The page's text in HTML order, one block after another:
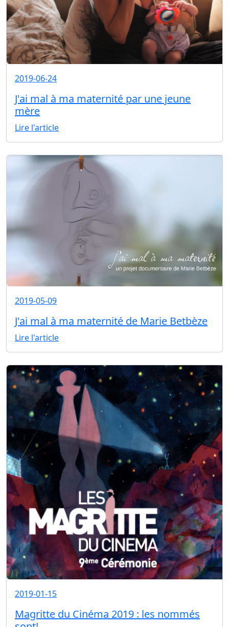
2019-06-24
J'ai mal à ma maternité par une jeune
mère
Lire l'article
2019-05-09
J'ai mal à ma maternité de Marie Betbèze
Lire l'article
2019-01-15
Magritte du Cinéma 2019 : les nommés